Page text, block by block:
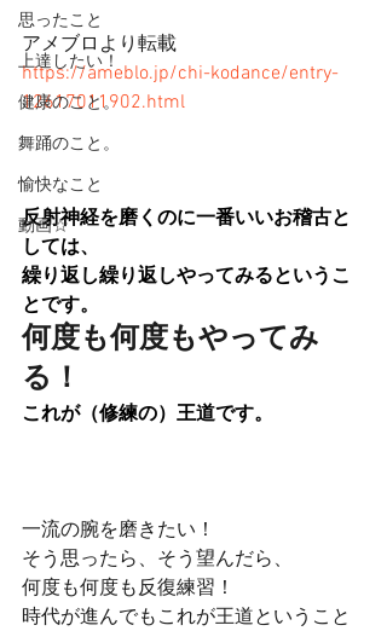
思ったこと
上達したい！
健康のこと。
舞踊のこと。
愉快なこと
動画☆
アメブロより転載
https://ameblo.jp/chi-kodance/entry-
12617011902.html
反射神経を磨くのに一番いいお稽古と
しては、
繰り返し繰り返しやってみるというこ
とです。
何度も何度もやってみ
る！
これが（修練の）王道です。
一流の腕を磨きたい！
そう思ったら、そう望んだら、
何度も何度も反復練習！
時代が進んでもこれが王道ということ